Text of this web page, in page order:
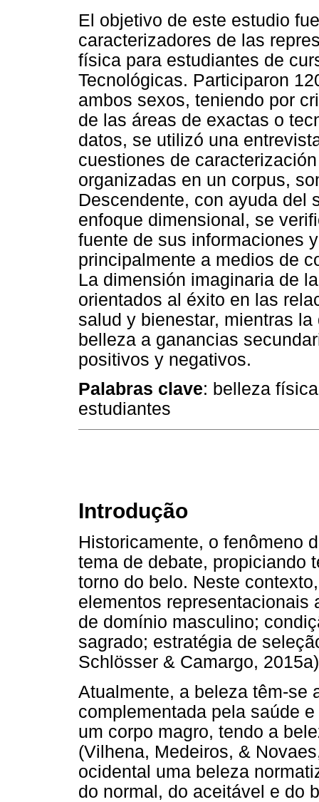
El objetivo de este estudio
caracterizadores de las
física para estudiantes de
Tecnológicas. Participaron
ambos sexos, teniendo por
de las áreas de exactas o
datos, se utilizó una
cuestiones de
organizadas en un corpus,
Descendente, con ayuda del
enfoque dimensional, se
fuente de sus informaciones
principalmente a medios de
La dimensión imaginaria de
orientados al éxito en las
salud y bienestar, mientras
belleza a ganancias
positivos y negativos.
Palabras clave: belleza
estudiantes
Introdução
Historicamente, o fenômeno
tema de debate, propiciando
torno do belo. Neste
elementos representacionais
de domínio masculino;
sagrado; estratégia de
Schlösser & Camargo,
Atualmente, a beleza têm-se
complementada pela saúde
um corpo magro, tendo a
(Vilhena, Medeiros, &
ocidental uma beleza
do normal, do aceitável e do